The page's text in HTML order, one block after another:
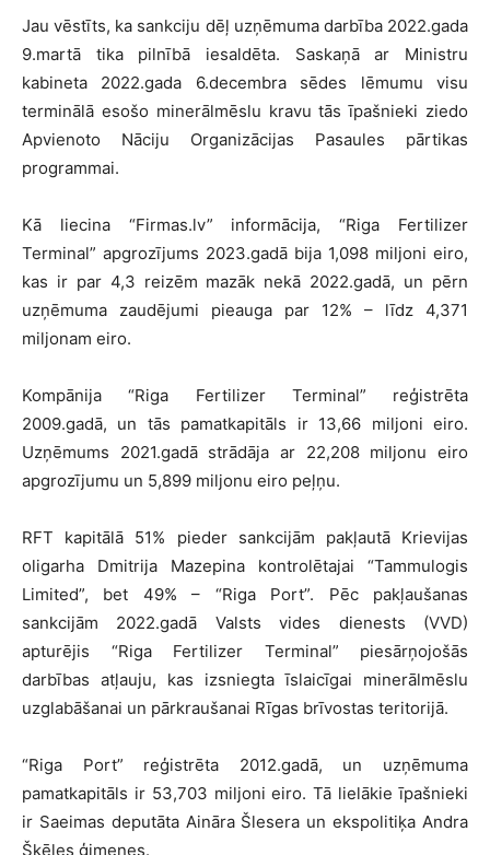
Jau vēstīts, ka sankciju dēļ uzņēmuma darbība 2022.gada
9.martā tika pilnībā iesaldēta. Saskaņā ar Ministru
kabineta 2022.gada 6.decembra sēdes lēmumu visu
terminālā esošo minerālmēslu kravu tās īpašnieki ziedo
Apvienoto Nāciju Organizācijas Pasaules pārtikas
programmai.
Kā liecina “Firmas.lv” informācija, “Riga Fertilizer
Terminal” apgrozījums 2023.gadā bija 1,098 miljoni eiro,
kas ir par 4,3 reizēm mazāk nekā 2022.gadā, un pērn
uzņēmuma zaudējumi pieauga par 12% – līdz 4,371
miljonam eiro.
Kompānija “Riga Fertilizer Terminal” reģistrēta
2009.gadā, un tās pamatkapitāls ir 13,66 miljoni eiro.
Uzņēmums 2021.gadā strādāja ar 22,208 miljonu eiro
apgrozījumu un 5,899 miljonu eiro peļņu.
RFT kapitālā 51% pieder sankcijām pakļautā Krievijas
oligarha Dmitrija Mazepina kontrolētajai “Tammulogis
Limited”, bet 49% – “Riga Port”. Pēc pakļaušanas
sankcijām 2022.gadā Valsts vides dienests (VVD)
apturējis “Riga Fertilizer Terminal” piesārņojošās
darbības atļauju, kas izsniegta īslaicīgai minerālmēslu
uzglabāšanai un pārkraušanai Rīgas brīvostas teritorijā.
“Riga Port” reģistrēta 2012.gadā, un uzņēmuma
pamatkapitāls ir 53,703 miljoni eiro. Tā lielākie īpašnieki
ir Saeimas deputāta Aināra Šlesera un ekspolitiķa Andra
Šķēles ģimenes.